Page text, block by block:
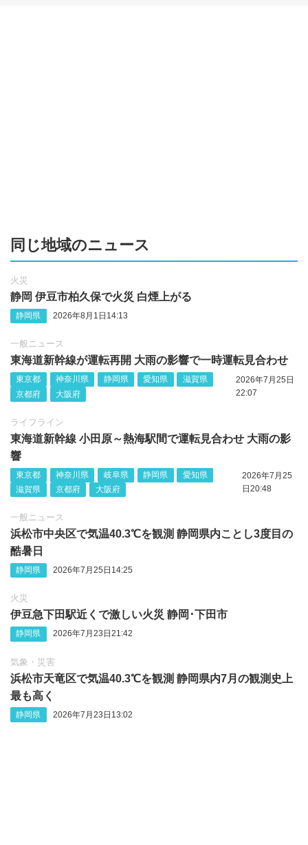
同じ地域のニュース
火災
静岡 伊豆市柏久保で火災 白煙上がる
静岡県 2026年8月1日14:13
一般ニュース
東海道新幹線が運転再開 大雨の影響で一時運転見合わせ
東京都 神奈川県 静岡県 愛知県
滋賀県
京都府
大阪府
2026年7月25日
22:07
ライフライン
東海道新幹線 小田原～熱海駅間で運転見合わせ 大雨の影
響
東京都 神奈川県 岐阜県 静岡県
愛知県
滋賀県
京都府 大阪府
2026年7月25
日20:48
一般ニュース
浜松市中央区で気温40.3℃を観測 静岡県内ことし3度目の
酷暑日
静岡県 2026年7月25日14:25
火災
伊豆急下田駅近くで激しい火災 静岡‪･‬下田市
静岡県 2026年7月23日21:42
気象・災害
浜松市天竜区で気温40.3℃を観測 静岡県内7月の観測史上
最も高く
静岡県 2026年7月23日13:02